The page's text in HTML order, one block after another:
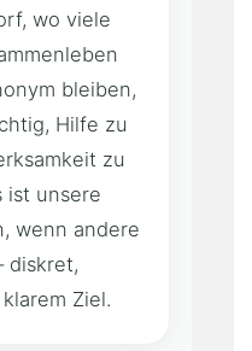
wo viele
bleiben,
Hilfe zu
zu
ist unsere
wenn andere
diskret,
Ziel.